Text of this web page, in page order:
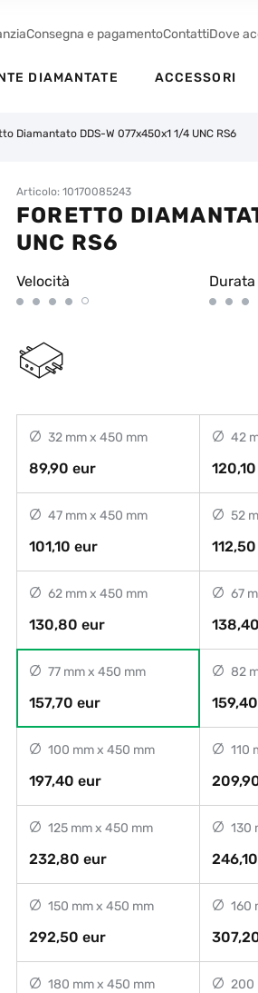
Consegna e pagamentoContattiDove
DIAMANTATE ACCESSORI
Diamantato DDS-W 077x450x1 1/4 UNC RS6
Articolo: 10170085243
FORETTO
UNC RS6
Velocità Durata
32 mm x 450 mm
89,90 eur
42
47 mm x 450 mm
101,10 eur
52
62 mm x 450 mm
130,80 eur
67
77 mm x 450 mm
157,70 eur
82
100 mm x 450 mm
197,40 eur
110
125 mm x 450 mm
232,80 eur
130
150 mm x 450 mm
292,50 eur
160
180 mm x 450 mm 200